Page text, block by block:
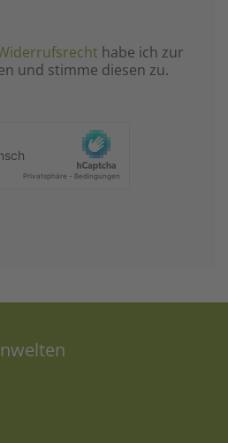
habe ich zur
und stimme diesen zu.